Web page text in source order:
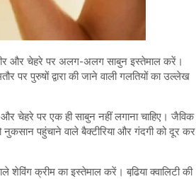
और चेहरे पर अलग-अलग साबुन इस्तेमाल करें।
पर पुरुषों द्वारा की जाने वाली गलतियों का उल्लेख
चेहरे पर एक ही साबुन नहीं लगाना चाहिए। जैविक
पहुंचाने वाले बैक्टीरिया और गंदगी को दूर कर
शेविंग क्रीम का इस्तेमाल करें। बढि़या क्वालिटी की